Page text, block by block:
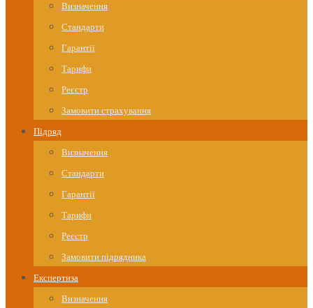
Визначення
Стандарти
Гарантії
Тарифи
Реєстр
Замовити страхування
Підряд
Визначення
Стандарти
Гарантії
Тарифи
Реєстр
Замовити підрядника
Експертиза
Визначення